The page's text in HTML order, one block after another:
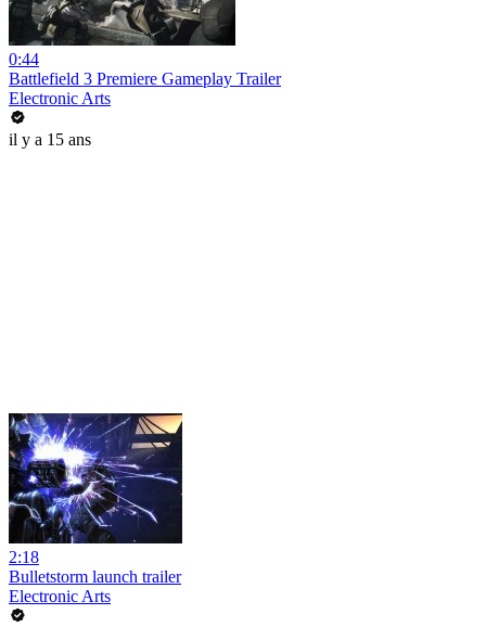
0:44
Battlefield 3 Premiere Gameplay Trailer
Electronic Arts
il y a 15 ans
2:18
Bulletstorm launch trailer
Electronic Arts